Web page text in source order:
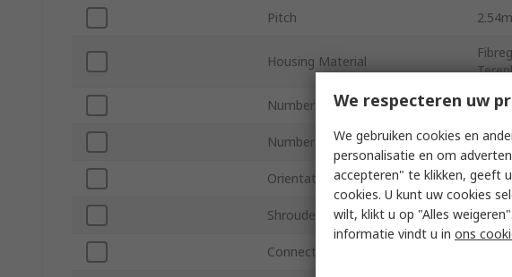
Pitch
Housing Material
Number of Contacts 50
Number of Rows 2
Orientation
Shrouded/Unshrouded
Connector System
We respecteren uw
We gebruiken cookies en
personalisatie en om
accepteren" te klikken, geeft
cookies. U kunt uw cookies
wilt, klikt u op "Alles
informatie vindt u in ons